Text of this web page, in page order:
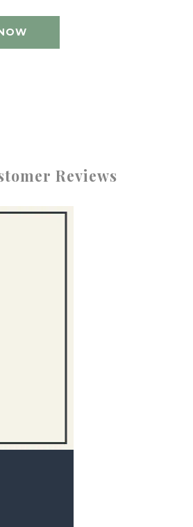
Reviews